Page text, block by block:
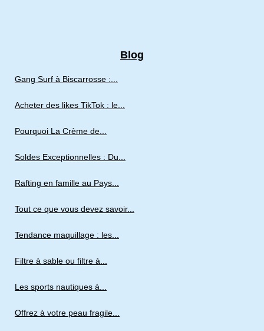
Blog
Gang Surf à Biscarrosse :...
Acheter des likes TikTok : le...
Pourquoi La Crème de...
Soldes Exceptionnelles : Du...
Rafting en famille au Pays...
Tout ce que vous devez savoir...
Tendance maquillage : les...
Filtre à sable ou filtre à...
Les sports nautiques à...
Offrez à votre peau fragile...